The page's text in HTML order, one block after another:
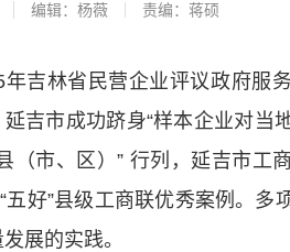
编辑：杨薇 责编：蒋硕
林省民营企业评议政府服
吉市成功跻身“样本企业对当
（市、区）” 行列，延吉市工
好”县级工商联优秀案例。多
展的实践。